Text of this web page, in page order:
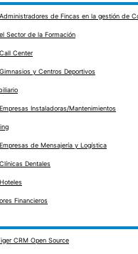
de Fincas en la gestión de
Sector de la Formación
Center
y Centros Deportivos
Instaladoras/Mantenimientos
de Mensajería y Logística
Dentales
Financieros
CRM Open Source